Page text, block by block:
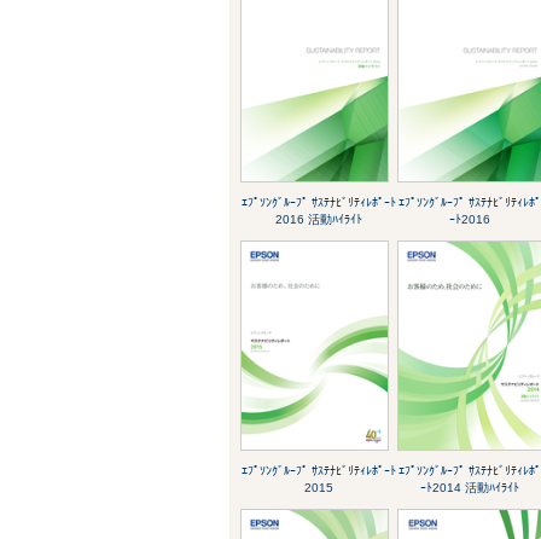
ｴﾌﾟｿﾝｸﾞﾙｰﾌﾟ ｻｽﾃﾅﾋﾞﾘﾃｨﾚﾎﾟｰﾄ
2016 活動ﾊｲﾗｲﾄ
ｴﾌﾟｿﾝｸﾞﾙｰﾌﾟ ｻｽﾃﾅﾋﾞﾘﾃｨﾚﾎﾟ
ｰﾄ2016
ｴﾌﾟｿﾝｸﾞﾙｰﾌﾟ ｻｽﾃﾅﾋﾞﾘﾃｨﾚﾎﾟｰﾄ
2015
ｴﾌﾟｿﾝｸﾞﾙｰﾌﾟ ｻｽﾃﾅﾋﾞﾘﾃｨﾚﾎﾟ
ｰﾄ2014 活動ﾊｲﾗｲﾄ